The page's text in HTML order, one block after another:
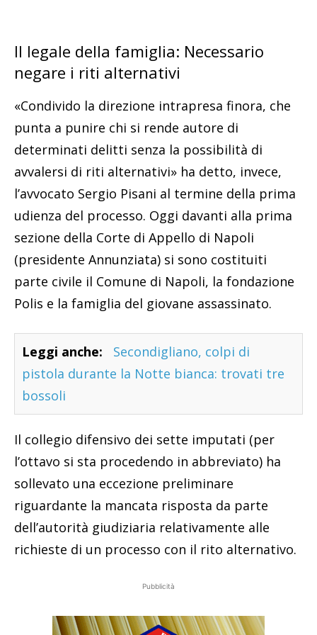
Il legale della famiglia: Necessario
negare i riti alternativi
«Condivido la direzione intrapresa finora, che
punta a punire chi si rende autore di
determinati delitti senza la possibilità di
avvalersi di riti alternativi» ha detto, invece,
l’avvocato Sergio Pisani al termine della prima
udienza del processo. Oggi davanti alla prima
sezione della Corte di Appello di Napoli
(presidente Annunziata) si sono costituiti
parte civile il Comune di Napoli, la fondazione
Polis e la famiglia del giovane assassinato.
Leggi anche:
Secondigliano, colpi di
pistola durante la Notte bianca: trovati tre
bossoli
Il collegio difensivo dei sette imputati (per
l’ottavo si sta procedendo in abbreviato) ha
sollevato una eccezione preliminare
riguardante la mancata risposta da parte
dell’autorità giudiziaria relativamente alle
richieste di un processo con il rito alternativo.
Pubblicità